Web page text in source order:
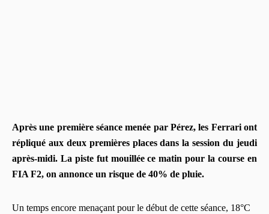
Après une première séance menée par Pérez, les Ferrari ont
répliqué aux deux premières places dans la session du jeudi
après-midi. La piste fut mouillée ce matin pour la course en
FIA F2, on annonce un risque de 40% de pluie.
Un temps encore menaçant pour le début de cette séance, 18°C